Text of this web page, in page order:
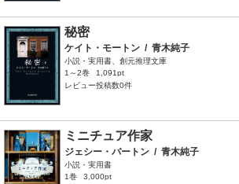
秘密
ケイト・モートン / 青木純子
小説・実用書、創元推理文庫
1～2巻
1,091pt
レビュー投稿数0件
ミニチュア作家
ジェシー・バートン / 青木純子
小説・実用書
1巻
3,000pt